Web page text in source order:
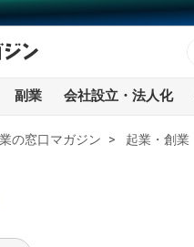
副業 会社設立・法人化
の窓口マガジン 起業・創業